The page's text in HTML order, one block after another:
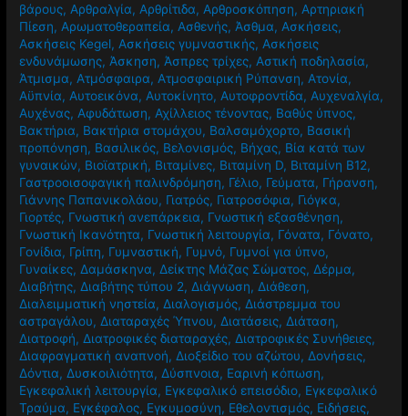
βάρους, Αρθραλγία, Αρθρίτιδα, Αρθροσκόπηση, Αρτηριακή
Πίεση, Αρωματοθεραπεία, Ασθενής, Άσθμα, Ασκήσεις,
Ασκήσεις Kegel, Ασκήσεις γυμναστικής, Ασκήσεις
ενδυνάμωσης, Άσκηση, Άσπρες τρίχες, Αστική ποδηλασία,
Άτμισμα, Ατμόσφαιρα, Ατμοσφαιρική Ρύπανση, Ατονία,
Αϋπνία, Αυτοεικόνα, Αυτοκίνητο, Αυτοφροντίδα, Αυχεναλγία,
Αυχένας, Αφυδάτωση, Αχίλλειος τένοντας, Βαθύς ύπνος,
Βακτήρια, Βακτήρια στομάχου, Βαλσαμόχορτο, Βασική
προπόνηση, Βασιλικός, Βελονισμός, Βήχας, Βία κατά των
γυναικών, Βιοϊατρική, Βιταμίνες, Βιταμίνη D, Βιταμίνη Β12,
Γαστροοισοφαγική παλινδρόμηση, Γέλιο, Γεύματα, Γήρανση,
Γιάννης Παπανικολάου, Γιατρός, Γιατροσόφια, Γιόγκα,
Γιορτές, Γνωστική ανεπάρκεια, Γνωστική εξασθένηση,
Γνωστική Ικανότητα, Γνωστική λειτουργία, Γόνατα, Γόνατο,
Γονίδια, Γρίπη, Γυμναστική, Γυμνό, Γυμνοί για ύπνο,
Γυναίκες, Δαμάσκηνα, Δείκτης Μάζας Σώματος, Δέρμα,
Διαβήτης, Διαβήτης τύπου 2, Διάγνωση, Διάθεση,
Διαλειμματική νηστεία, Διαλογισμός, Διάστρεμμα του
αστραγάλου, Διαταραχές Ύπνου, Διατάσεις, Διάταση,
Διατροφή, Διατροφικές διαταραχές, Διατροφικές Συνήθειες,
Διαφραγματική αναπνοή, Διοξείδιο του αζώτου, Δονήσεις,
Δόντια, Δυσκοιλιότητα, Δύσπνοια, Εαρινή κόπωση,
Εγκεφαλική λειτουργία, Εγκεφαλικό επεισόδιο, Εγκεφαλικό
Τραύμα, Εγκέφαλος, Εγκυμοσύνη, Εθελοντισμός, Ειδήσεις,